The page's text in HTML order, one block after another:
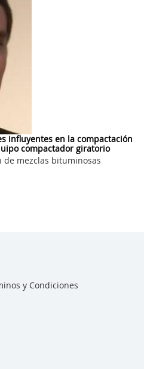
influyentes en la compactación
compactador giratorio
de mezclas bituminosas
y Condiciones